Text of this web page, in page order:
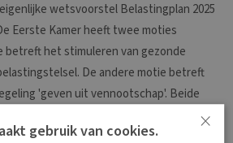
wetsvoorstel Belastingplan 2025
Eerste Kamer heeft twee moties
betreft het stimuleren van gezonde
De andere motie betreft
'geven uit vennootschap'. Beide
het advies 'Oordeel Kamer'
×
gebruik van cookies.